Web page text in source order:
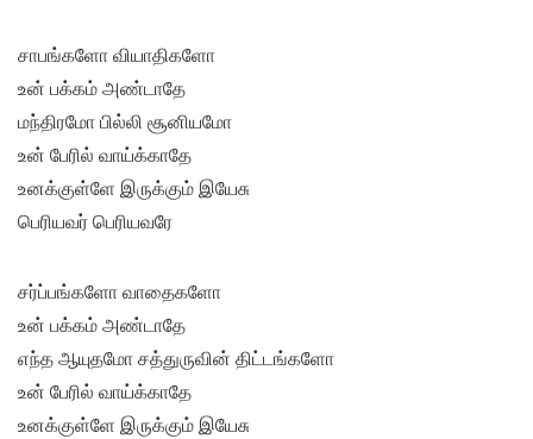
சாபங்களோ வியாதிகளோ
உன் பக்கம் அண்டாதே
மந்திரமோ பில்லி சூனியமோ
உன் பேரில் வாய்க்காதே
உனக்குள்ளே இருக்கும் இயேசு
பெரியவர் பெரியவரே
சர்ப்பங்களோ வாதைகளோ
உன் பக்கம் அண்டாதே
எந்த ஆயுதமோ சத்துருவின் திட்டங்களோ
உன் பேரில் வாய்க்காதே
உனக்குள்ளே இருக்கும் இயேசு